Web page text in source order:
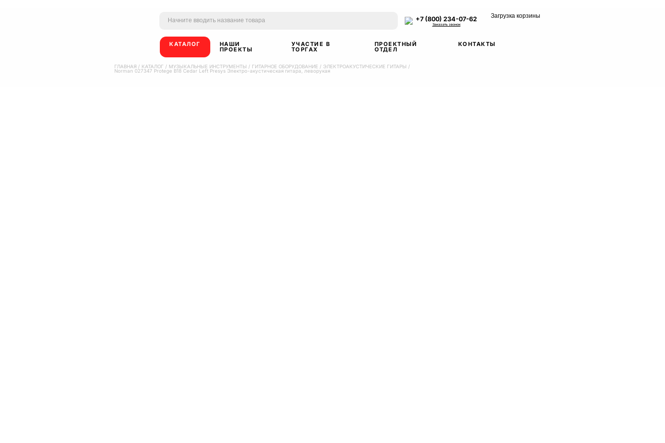
+7 (800) 234-07-62
Заказать звонок
Загрузка корзины
КАТАЛОГ НАШИ
ПРОЕКТЫ
УЧАСТИЕ В
ТОРГАХ
ПРОЕКТНЫЙ
ОТДЕЛ
КОНТАКТЫ
ГЛАВНАЯ / КАТАЛОГ / МУЗЫКАЛЬНЫЕ ИНСТРУМЕНТЫ / ГИТАРНОЕ ОБОРУДОВАНИЕ / ЭЛЕКТРОАКУСТИЧЕСКИЕ ГИТАРЫ /
Norman 027347 Protege B18 Cedar Left Presys Электро-акустическая гитара, леворукая